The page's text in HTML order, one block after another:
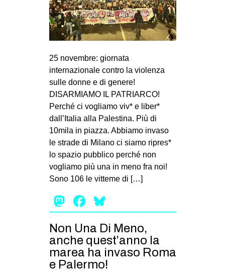
25 novembre: giornata
internazionale contro la violenza
sulle donne e di genere!
DISARMIAMO IL PATRIARCO!
Perché ci vogliamo viv* e liber*
dall’Italia alla Palestina. Più di
10mila in piazza. Abbiamo invaso
le strade di Milano ci siamo ripres*
lo spazio pubblico perché non
vogliamo più una in meno fra noi!
Sono 106 le vitteme di […]
Mastodon
Facebook
Non Una Di Meno,
anche quest’anno la
marea ha invaso Roma
e Palermo!